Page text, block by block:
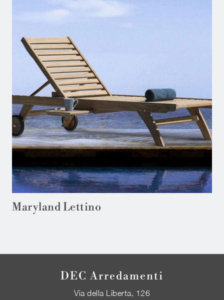
Maryland Lettino
DEC Arredamenti
Via della Liberta, 126